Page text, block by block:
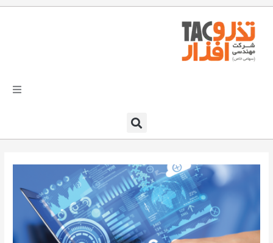
رفتن
راهکارهای تذروافزار در صنایع
خدمات و پشتیبانی